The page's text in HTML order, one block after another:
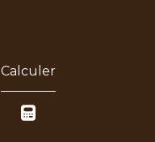
Calculer